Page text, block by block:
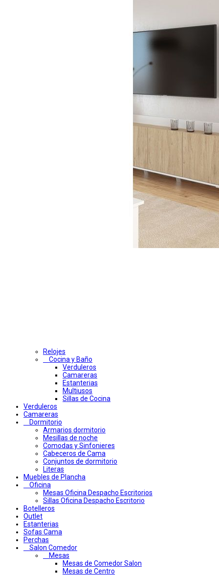
Relojes
Cocina y Baño
Verduleros
Camareras
Estanterias
Multiusos
Sillas de Cocina
Verduleros
Camareras
Dormitorio
Armarios dormitorio
Mesillas de noche
Comodas y Sinfonieres
Cabeceros de Cama
Conjuntos de dormitorio
Literas
Muebles de Plancha
Oficina
Mesas Oficina Despacho Escritorios
Sillas Oficina Despacho Escritorio
Botelleros
Outlet
Estanterias
Sofas Cama
Perchas
Salon Comedor
Mesas
Mesas de Comedor Salon
Mesas de Centro